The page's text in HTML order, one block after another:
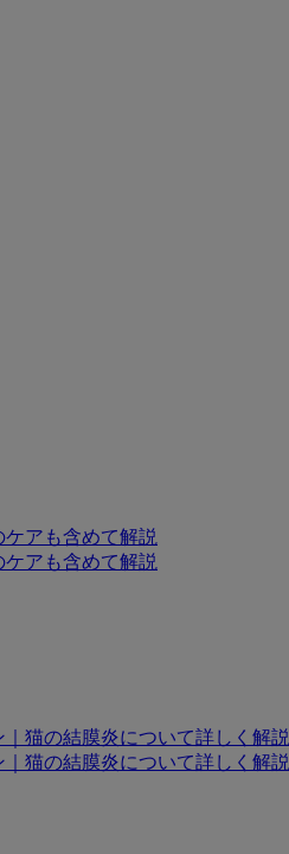
アも含めて解説
アも含めて解説
猫の結膜炎について詳しく解説
猫の結膜炎について詳しく解説